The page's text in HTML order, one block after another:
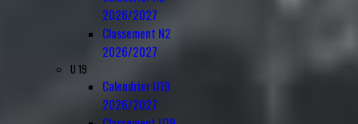
2026/2027
Classement N2
2026/2027
U 19
Calendrier U19
2026/2027